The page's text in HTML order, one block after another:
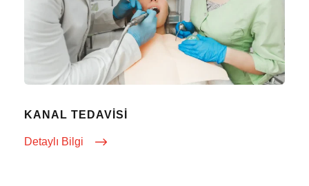
KANAL TEDAVISI
Detaylı Bilgi